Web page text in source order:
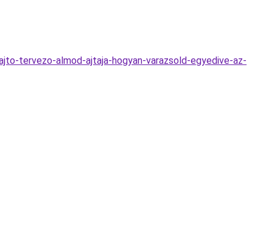
tervezo-almod-ajtaja-hogyan-varazsold-egyedive-az-